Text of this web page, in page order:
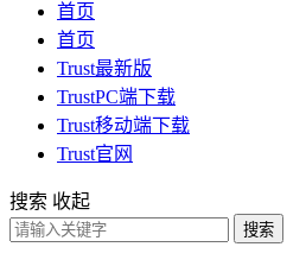
首页
首页
Trust最新版
TrustPC端下载
Trust移动端下载
Trust官网
搜索 收起
搜索